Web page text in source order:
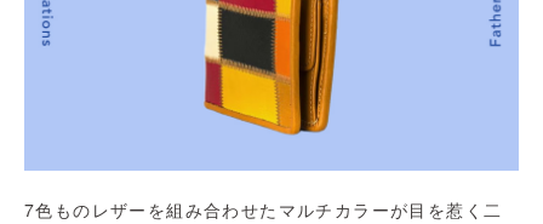
7色ものレザーを組み合わせたマルチカラーが目を惹く二